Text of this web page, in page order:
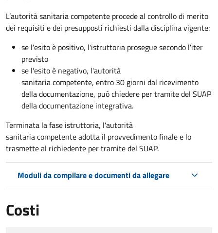
L’autorità sanitaria competente procede al controllo di merito
dei requisiti e dei presupposti richiesti dalla disciplina vigente:
se l'esito è positivo, l'istruttoria prosegue secondo l'iter
previsto
se l'esito è negativo, l'autorità
sanitaria competente, entro 30 giorni dal ricevimento
della documentazione, può chiedere per tramite del SUAP
della documentazione integrativa.
Terminata la fase istruttoria, l'autorità
sanitaria competente adotta il provvedimento finale e lo
trasmette al richiedente per tramite del SUAP.
Moduli da compilare e documenti da allegare
Costi